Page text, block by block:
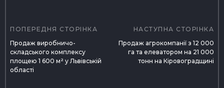
записів
ПОПЕРЕДНЯ СТОРІНКА
Продаж виробничо-
складського комплексу
площею 1 600 м² у Львівській
області
НАСТУПНА СТОРІНКА
Продаж агрокомпанії з 12 000
га та елеватором на 21 000
тонн на Кіровоградщині